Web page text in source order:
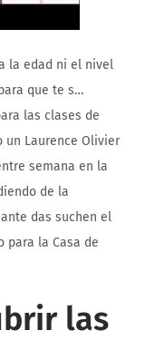
la edad ni el nivel
que te s…
las clases de
un Laurence Olivier
semana en la
de la
das suchen el
para la Casa de
las